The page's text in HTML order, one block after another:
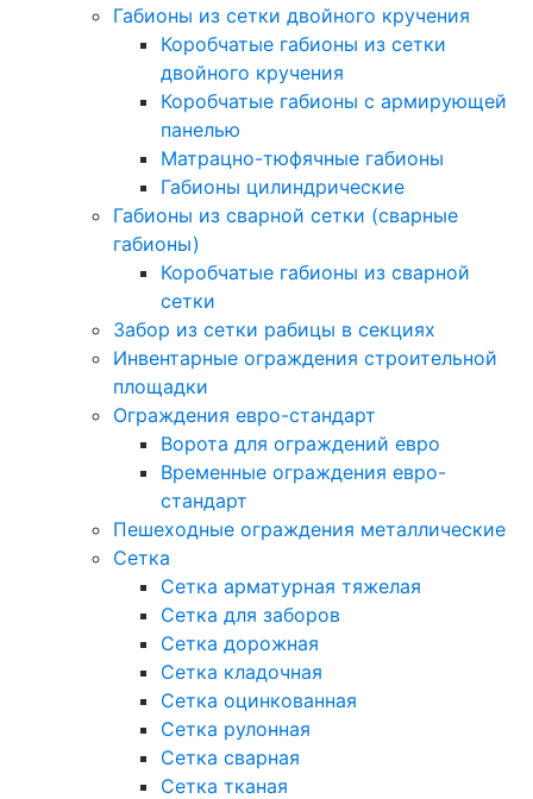
Габионы из сетки двойного кручения
Коробчатые габионы из сетки
двойного кручения
Коробчатые габионы с армирующей
панелью
Матрацно-тюфячные габионы
Габионы цилиндрические
Габионы из сварной сетки (сварные
габионы)
Коробчатые габионы из сварной
сетки
Забор из сетки рабицы в секциях
Инвентарные ограждения строительной
площадки
Ограждения евро-стандарт
Ворота для ограждений евро
Временные ограждения евро-
стандарт
Пешеходные ограждения металлические
Сетка
Сетка арматурная тяжелая
Сетка для заборов
Сетка дорожная
Сетка кладочная
Сетка оцинкованная
Сетка рулонная
Сетка сварная
Сетка тканая